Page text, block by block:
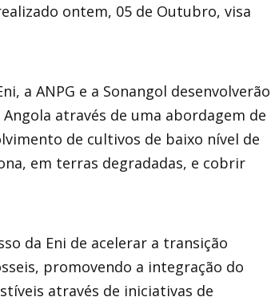
ontem, 05 de Outubro, visa
a ANPG e a Sonangol desenvolverão
através de uma abordagem de
de cultivos de baixo nível de
em terras degradadas, e cobrir
da Eni de acelerar a transição
promovendo a integração do
através de iniciativas de